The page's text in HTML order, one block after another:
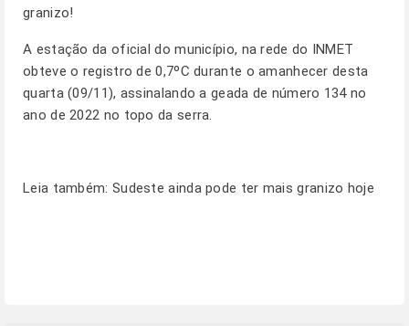
granizo!
A estação da oficial do município, na rede do INMET
obteve o registro de 0,7ºC durante o amanhecer desta
quarta (09/11), assinalando a geada de número 134 no
ano de 2022 no topo da serra.
Leia também: Sudeste ainda pode ter mais granizo hoje